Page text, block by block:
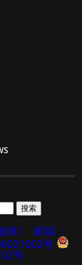
》
邮箱：
号
号